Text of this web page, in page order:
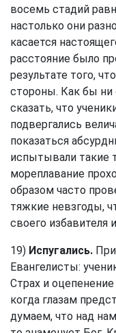
восемь стадий
настолько они
касается
расстояние было
результате того,
стороны. Как бы ни
сказать, что
подвергались
показаться
испытывали такие
мореплавание
образом часто
тяжкие невзгоды,
своего избавителя
19) Испугались.
Евангелисты:
Страх и
когда глазам
думаем, что над